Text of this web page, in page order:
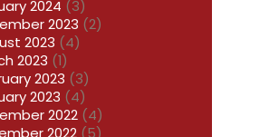
2024 (3)
2023 (2)
2023 (4)
2023 (1)
2023 (3)
2023 (4)
2022 (4)